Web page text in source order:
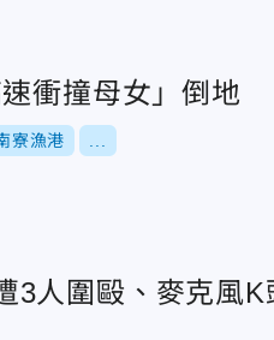
衝撞母女」倒地
寮漁港
3人圍毆、麥克風K